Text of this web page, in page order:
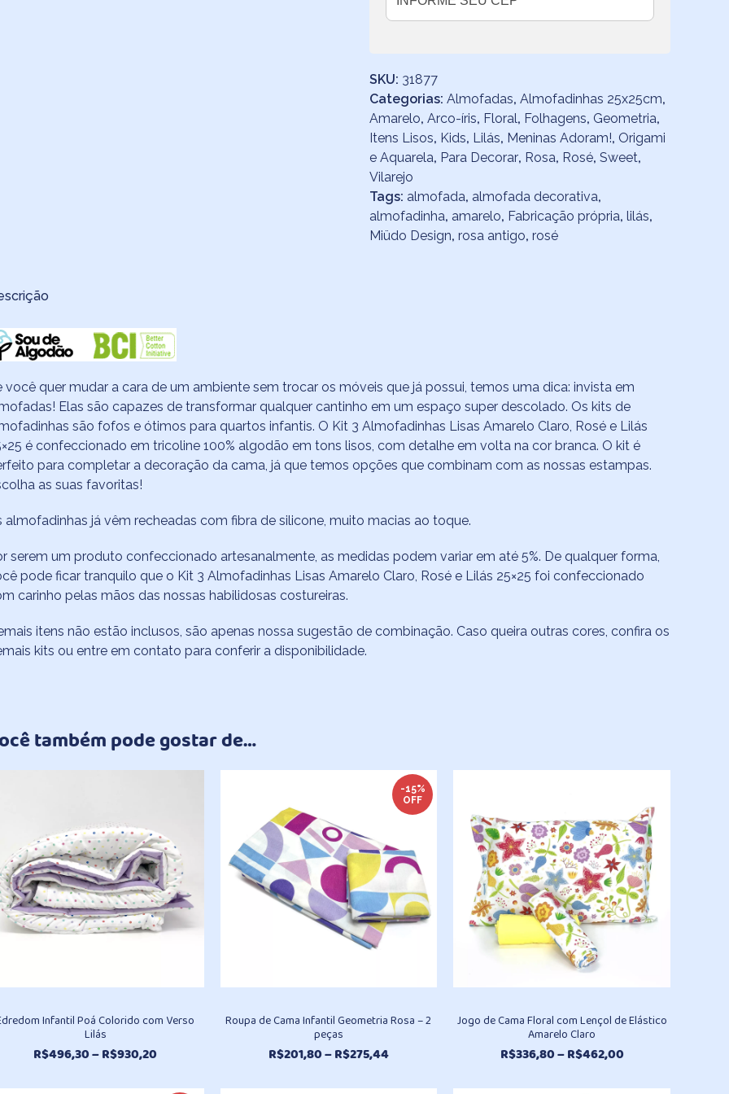
quantidade
SKU: 31877
Categorias:Almofadas,Almofadinhas 25x25cm,
Amarelo,Arco-íris, Floral, Folhagens, Geometria,
Itens Lisos, Kids, Lilás, Meninas Adoram!, Origami
e Aquarela, Para Decorar, Rosa, Rosé,Sweet,
Vilarejo
Tags: almofada, almofada decorativa,
almofadinha, amarelo, Fabricação própria,lilás,
Miüdo Design,rosa antigo,rosé
você quer mudar a cara de um ambiente sem trocar os móveis que já possui, temos uma dica: invista em
Elas são capazes de transformar qualquer cantinho em um espaço super descolado. Os kits de
são fofos e ótimos para quartos infantis. O Kit 3 Almofadinhas Lisas Amarelo Claro, Rosé e Lilás
é confeccionado em tricoline 100% algodão em tons lisos, com detalhe em volta na cor branca. O kit é
para completar a decoração da cama, já que temos opções que combinam com as nossas estampas.
as suas favoritas!
almofadinhas já vêm recheadas com fibra de silicone, muito macias ao toque.
serem um produto confeccionado artesanalmente, as medidas podem variar em até 5%. De qualquer forma,
pode ficar tranquilo que o Kit 3 Almofadinhas Lisas Amarelo Claro, Rosé e Lilás 25×25 foi confeccionado
carinho pelas mãos das nossas habilidosas costureiras.
itens não estão inclusos, são apenas nossa sugestão de combinação. Caso queira outras cores, confira os
kits ou entre em contato para conferir a disponibilidade.
também pode gostar de…
Infantil Poá Colorido com Verso
Lilás
R$496,30–R$930,20
preço:
-15%
OFF
Roupa de Cama Infantil Geometria Rosa – 2
peças
R$201,80–R$275,44Faixa
preço:
Jogo de Cama Floral com Lençol de Elástico
Amarelo Claro
R$336,80–R$462,00Faixa
preço: